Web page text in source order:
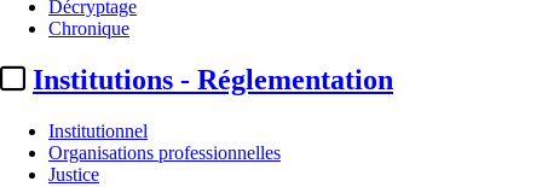
Décryptage
Chronique
Institutions - Réglementation
Institutionnel
Organisations professionnelles
Justice